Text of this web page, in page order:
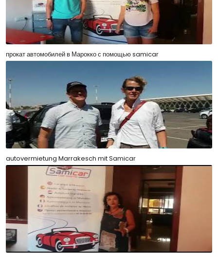
прокат автомобилей в Марокко с помощью samicar
autovermietung Marrakesch mit Samicar